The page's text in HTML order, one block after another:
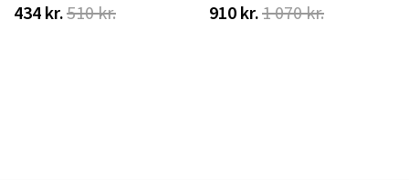
434 kr.510 kr. 910 kr.1 070 kr.